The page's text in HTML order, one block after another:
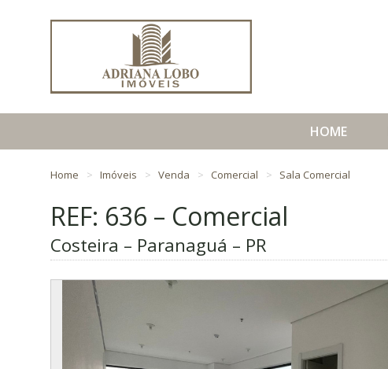
HOME
Home Imóveis Venda Comercial Sala Comercial
REF: 636 – Comercial
Costeira – Paranaguá – PR